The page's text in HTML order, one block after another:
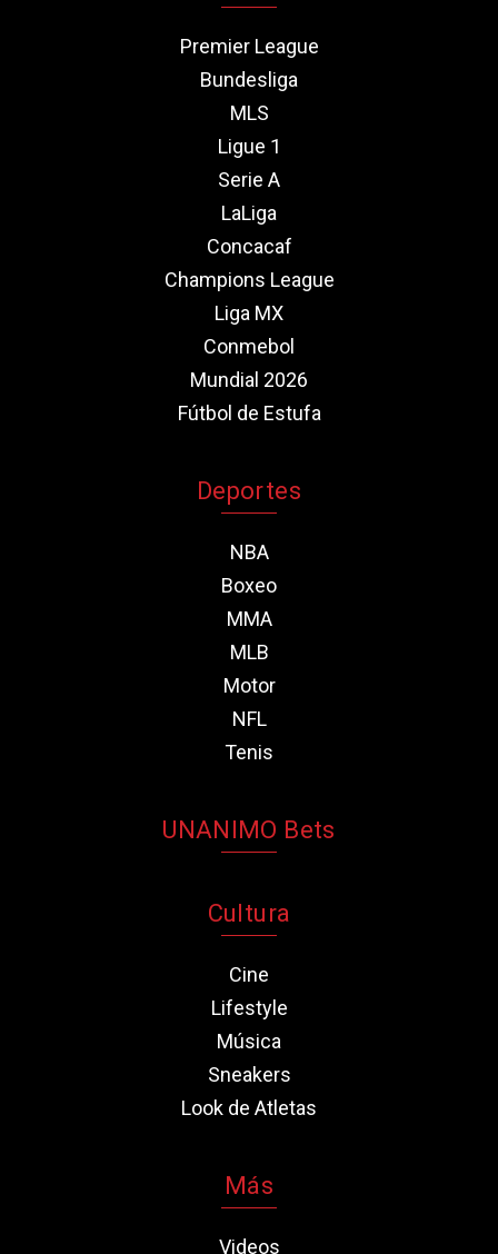
Premier League
Bundesliga
MLS
Ligue 1
Serie A
LaLiga
Concacaf
Champions League
Liga MX
Conmebol
Mundial 2026
Fútbol de Estufa
Deportes
NBA
Boxeo
MMA
MLB
Motor
NFL
Tenis
UNANIMO Bets
Cultura
Cine
Lifestyle
Música
Sneakers
Look de Atletas
Más
Videos